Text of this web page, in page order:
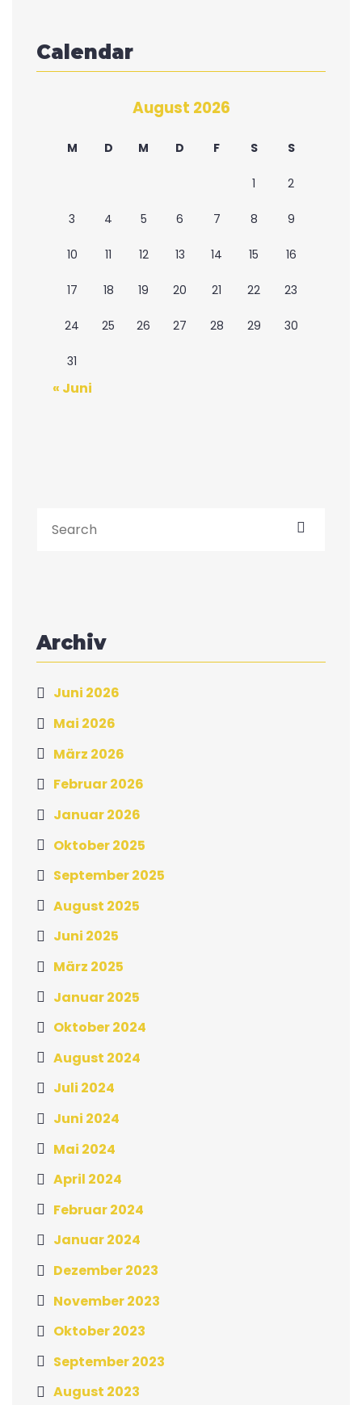
Calendar
August 2026
M D M D F S S
1 2
3 4 5 6 7 8 9
10 11 12 13 14 15 16
17 18 19 20 21 22 23
24 25 26 27 28 29 30
31
« Juni
Archiv
Juni 2026
Mai 2026
März 2026
Februar 2026
Januar 2026
Oktober 2025
September 2025
August 2025
Juni 2025
März 2025
Januar 2025
Oktober 2024
August 2024
Juli 2024
Juni 2024
Mai 2024
April 2024
Februar 2024
Januar 2024
Dezember 2023
November 2023
Oktober 2023
September 2023
August 2023